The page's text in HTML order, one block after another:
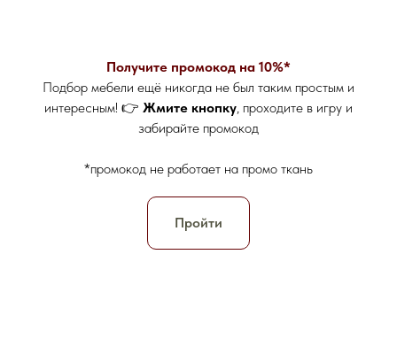
Получите промокод на 10%*
Подбор мебели ещё никогда не был таким простым и
интересным! 👉 Жмите кнопку, проходите в игру и
забирайте промокод
*промокод не работает на промо ткань
Пройти